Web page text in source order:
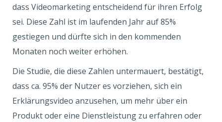
dass Videomarketing entscheidend für ihren Erfolg
sei. Diese Zahl ist im laufenden Jahr auf 85%
gestiegen und dürfte sich in den kommenden
Monaten noch weiter erhöhen.
Die Studie, die diese Zahlen untermauert, bestätigt,
dass ca. 95% der Nutzer es vorziehen, sich ein
Erklärungsvideo anzusehen, um mehr über ein
Produkt oder eine Dienstleistung zu erfahren oder